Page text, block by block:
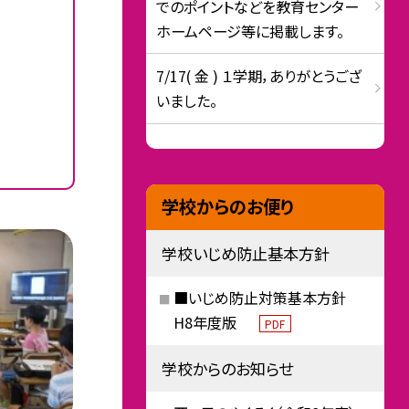
でのポイントなどを教育センター
ホームページ等に掲載します。
7/17( 金 ) １学期，ありがとうござ
いました。
学校からのお便り
学校いじめ防止基本方針
■いじめ防止対策基本方針
H8年度版
PDF
学校からのお知らせ